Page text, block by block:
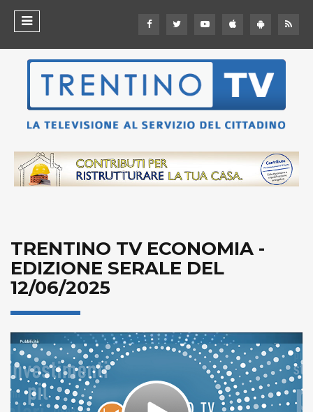
TRENTINO TV ECONOMIA -
EDIZIONE SERALE DEL
12/06/2025